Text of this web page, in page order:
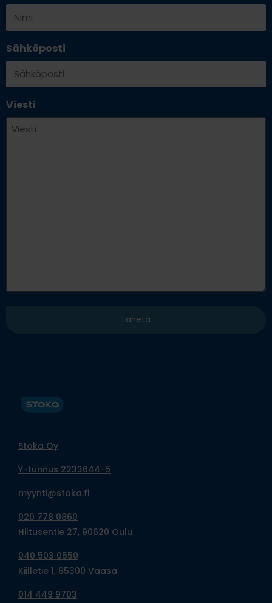
Sähköposti
Viesti
Stoka Oy
Y-tunnus 2233644-5
myynti@stoka.fi
020 778 0860
Hiltusentie 27, 90620 Oulu
040 503 0550
Kiilletie 1, 65300 Vaasa
014 449 9703